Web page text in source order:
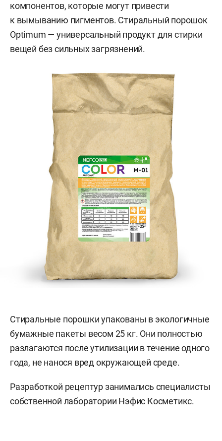
компонентов, которые могут привести
к вымыванию пигментов. Стиральный порошок
Optimum — универсальный продукт для стирки
вещей без сильных загрязнений.
Стиральные порошки упакованы в экологичные
бумажные пакеты весом 25 кг. Они полностью
разлагаются после утилизации в течение одного
года, не нанося вред окружающей среде.
Разработкой рецептур занимались специалисты
собственной лаборатории Нэфис Косметикс.